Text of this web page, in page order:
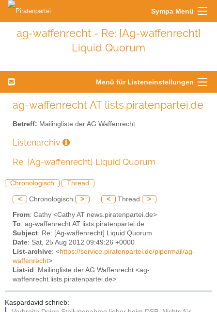
Sympa Menü
ag-waffenrecht - Re: [Ag-waffenrecht]
Liquid Quorum
Menü für Listeneinstellungen
ag-waffenrecht AT lists.piratenpartei.de
Betreff: Mailingliste der AG Waffenrecht
Listenarchiv
Re: [Ag-waffenrecht] Liquid Quorum
Chronologisch Thread
< Chronologisch > < Thread >
From: Cathy <Cathy AT news.piratenpartei.de>
To: ag-waffenrecht AT lists.piratenpartei.de
Subject: Re: [Ag-waffenrecht] Liquid Quorum
Date: Sat, 25 Aug 2012 09:49:26 +0000
List-archive: <https://service.piratenpartei.de/pipermail/ag-
waffenrecht>
List-id : Mailingliste der AG Waffenrecht <ag-
waffenrecht.lists.piratenpartei.de>
Kaspardavid schrieb: